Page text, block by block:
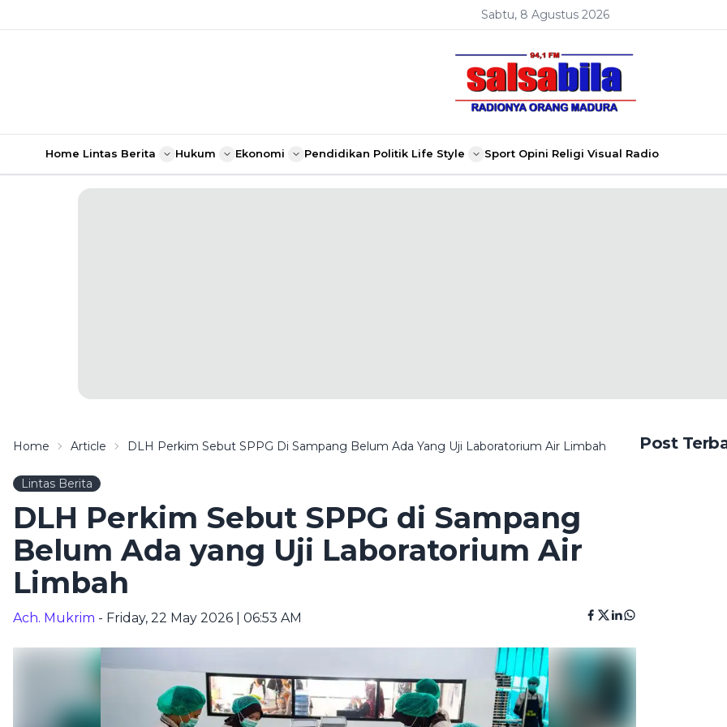
Sabtu, 8 Agustus 2026
Home Lintas Berita Hukum Ekonomi Pendidikan Politik Life Style Sport Opini Religi Visual Radio
Home Article DLH Perkim Sebut SPPG Di Sampang Belum Ada Yang Uji Laboratorium Air Limbah
Lintas Berita
DLH Perkim Sebut SPPG di Sampang
Belum Ada yang Uji Laboratorium Air
Limbah
Ach. Mukrim - Friday, 22 May 2026 | 06:53 AM
Post